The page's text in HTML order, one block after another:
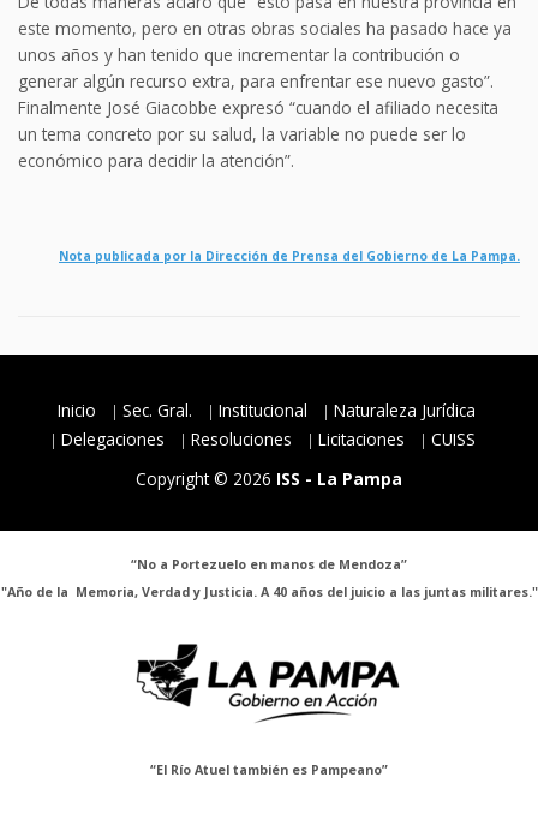
este momento, pero en otras obras sociales ha pasado hace ya
unos años y han tenido que incrementar la contribución o
generar algún recurso extra, para enfrentar ese nuevo gasto”.
Finalmente José Giacobbe expresó “cuando el afiliado necesita
un tema concreto por su salud, la variable no puede ser lo
económico para decidir la atención”.
Nota publicada por la Dirección de Prensa del Gobierno de La Pampa.
Inicio Sec. Gral. Institucional
Naturaleza Jurídica
Delegaciones
Resoluciones Licitaciones
CUISS
Copyright © 2026 ISS - La Pampa
“No a Portezuelo en manos de Mendoza”
"Año de la Memoria, Verdad y Justicia. A 40 años del juicio a las juntas militares."
“El Río Atuel también es Pampeano”